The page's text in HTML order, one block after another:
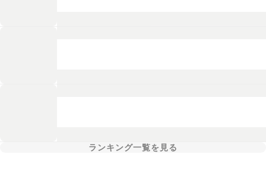
ランキング一覧を見る